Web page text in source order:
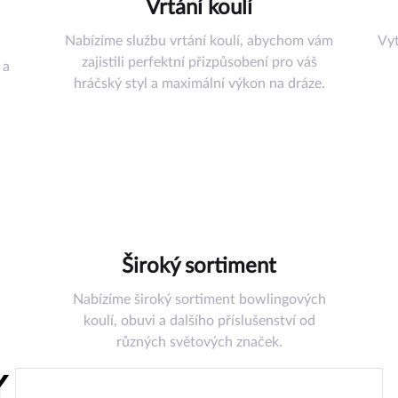
Vrtání koulí
Nabízíme službu vrtání koulí, abychom vám
zajistili perfektní přizpůsobení pro váš
hráčský styl a maximální výkon na dráze.
Široký sortiment
Nabízíme široký sortiment bowlingových
koulí, obuvi a dalšího příslušenství od
různých světových značek.